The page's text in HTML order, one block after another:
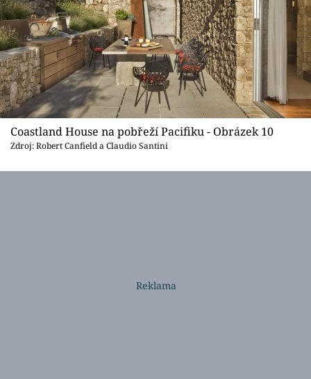
Coastland House na pobřeží Pacifiku - Obrázek 10
Zdroj: Robert Canfield a Claudio Santini